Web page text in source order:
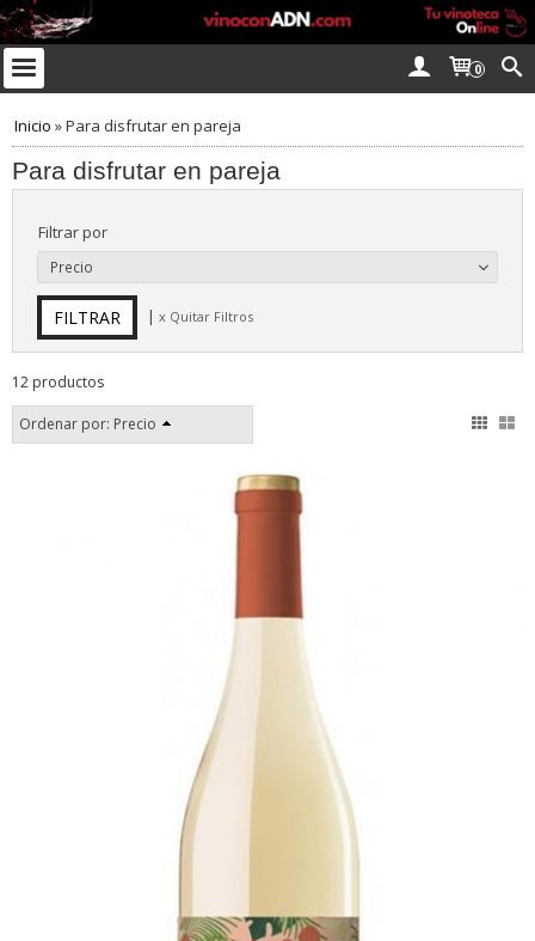
0
Inicio »Para disfrutar en pareja
Para disfrutar en pareja
Filtrar por
Precio
| x Quitar Filtros
12 productos
Ordenar por: Precio